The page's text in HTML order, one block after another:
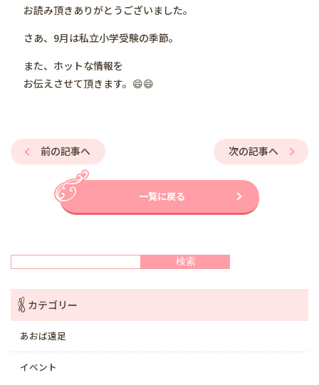
お読み頂きありがとうございました。
さあ、9月は私立小学受験の季節。
また、ホットな情報を
お伝えさせて頂きます。😄😄
次の記事へ
前の記事へ
一覧に戻る
検索
カテゴリー
あおば遠足
イベント